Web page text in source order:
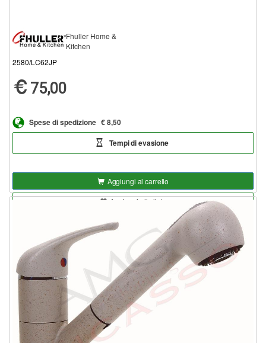
Fhuller Home &
Kitchen
2580/LC62JP
75,00
Spese di spedizione € 8,50
Tempi di evasione
Aggiungi al carrello
Aggiungi alla lista